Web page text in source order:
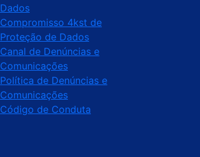
Dados
Compromisso 4kst de
Proteção de Dados
Canal de Denúncias e
Comunicações
Política de Denúncias e
Comunicações
Código de Conduta